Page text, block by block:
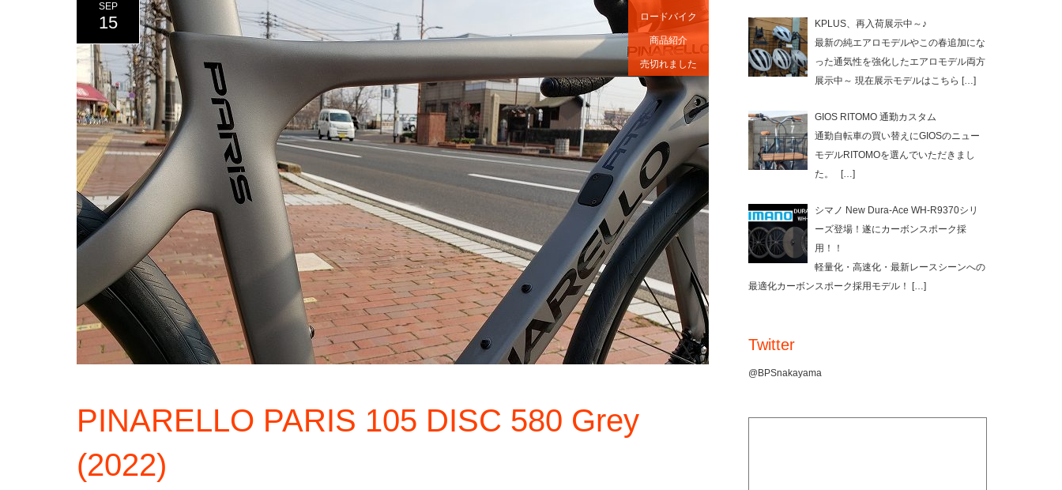
SEP
15 ロードバイク
商品紹介
売切れました
PINARELLO PARIS 105 DISC 580 Grey
(2022)
KPLUS、再入荷展示中～♪
最新の純エアロモデルやこの春追加にな
った通気性を強化したエアロモデル両方
展示中～ 現在展示モデルはこちら […]
GIOS RITOMO 通勤カスタム
通勤自転車の買い替えにGIOSのニュー
モデルRITOMOを選んでいただきまし
た。
[…]
シマノ New Dura-Ace WH-R9370シリ
ーズ登場！遂にカーボンスポーク採
用！！
軽量化・高速化・最新レースシーンへの
最適化カーボンスポーク採用モデル！
[…]
Twitter
@BPSnakayama